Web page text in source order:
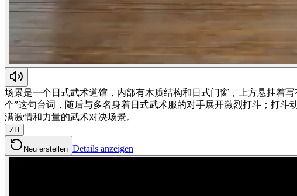
场景是一个日式武术道馆，内部有木质结构和日式门窗，上方悬挂着
个”这句台词，随后与多名身着日式武术服的对手展开激烈打斗；打
满激情和力量的武术对决场景。
ZH
Neu erstellen Details anzeigen